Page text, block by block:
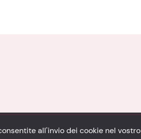
all'invio dei cookie nel vostro